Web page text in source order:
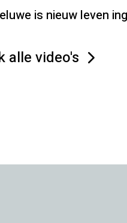
is nieuw leven
alle video's